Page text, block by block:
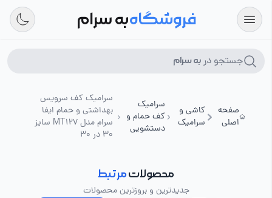
فروشگاهبه سرام
جستجو در به سرام
صفحه
اصلی
کاشی و
سرامیک
سرامیک
کف حمام و
دستشویی
سرامیک کف سرویس
بهداشتی و حمام ایفا
سرام مدل MT127 سایز
30 در 30
محصولاتمرتبط
جدیدترین و بروزترین محصولات